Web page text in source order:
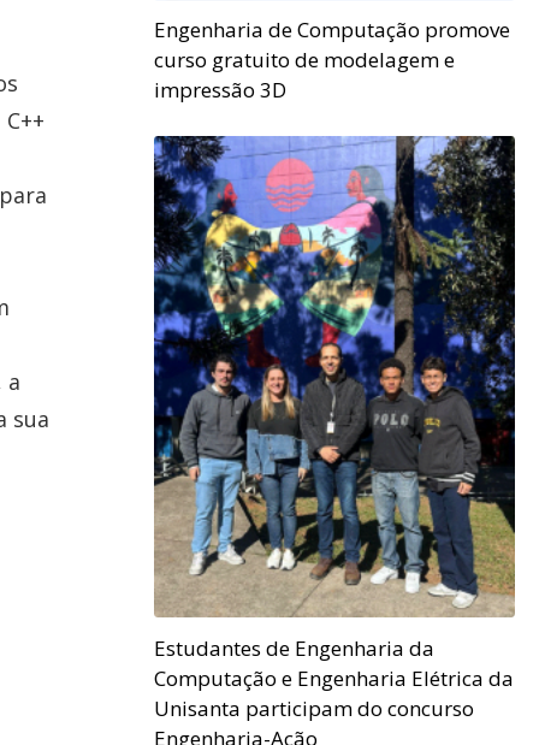
a
sua
Engenharia de Computação promove
curso gratuito de modelagem e
impressão 3D
Estudantes de Engenharia da
Computação e Engenharia Elétrica da
Unisanta participam do concurso
Engenharia-Ação